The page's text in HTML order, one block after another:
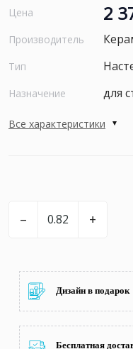
Цена 2
Производитель
Тип
Назначение для
Все характеристики
– +
Дизайн в подарок
Бесплатная